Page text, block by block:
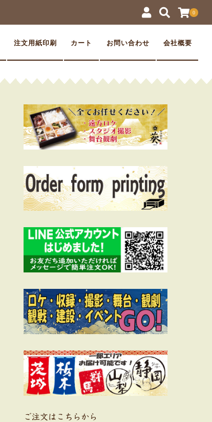
0
注文用紙印刷 カート お問い合わせ 会社概要
ご注文はこちらから